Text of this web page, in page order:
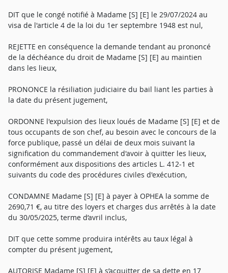
DIT que le congé notifié à Madame [S] [E] le 29/07/2024 au
visa de l'article 4 de la loi du 1er septembre 1948 est nul,
REJETTE en conséquence la demande tendant au prononcé
de la déchéance du droit de Madame [S] [E] au maintien
dans les lieux,
PRONONCE la résiliation judiciaire du bail liant les parties à
la date du présent jugement,
ORDONNE l'expulsion des lieux loués de Madame [S] [E] et de
tous occupants de son chef, au besoin avec le concours de la
force publique, passé un délai de deux mois suivant la
signification du commandement d'avoir à quitter les lieux,
conformément aux dispositions des articles L. 412-1 et
suivants du code des procédures civiles d'exécution,
CONDAMNE Madame [S] [E] à payer à OPHEA la somme de
2690,71 €, au titre des loyers et charges dus arrêtés à la date
du 30/05/2025, terme d’avril inclus,
DIT que cette somme produira intérêts au taux légal à
compter du présent jugement,
AUTORISE Madame [S] [E] à s’acquitter de sa dette en 17